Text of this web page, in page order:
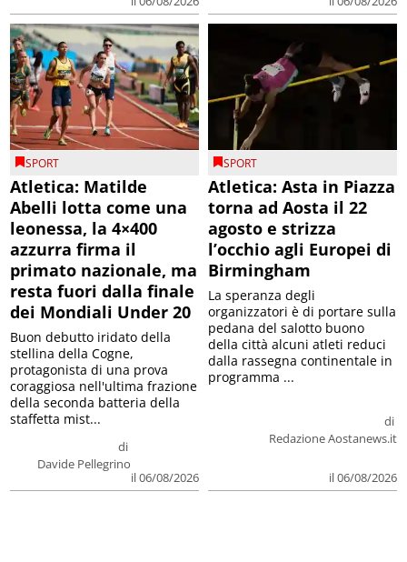
SPORT
Atletica: Matilde
Abelli lotta come una
leonessa, la 4×400
azzurra firma il
primato nazionale, ma
resta fuori dalla finale
dei Mondiali Under 20
di
Davide Pellegrino
il 06/08/2026
Buon debutto iridato della
stellina della Cogne,
protagonista di una prova
coraggiosa nell'ultima frazione
della seconda batteria della
staffetta mist...
SPORT
Atletica: Asta in Piazza
torna ad Aosta il 22
agosto e strizza
l’occhio agli Europei di
Birmingham
di
Redazione Aostanews.it
il 06/08/2026
La speranza degli
organizzatori è di portare sulla
pedana del salotto buono
della città alcuni atleti reduci
dalla rassegna continentale in
programma ...